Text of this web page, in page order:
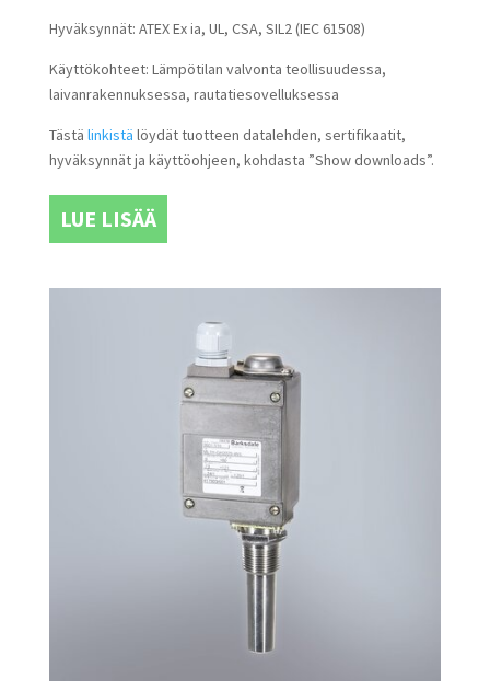
Hyväksynnät: ATEX Ex ia, UL, CSA, SIL2 (IEC 61508)
Käyttökohteet: Lämpötilan valvonta teollisuudessa,
laivanrakennuksessa, rautatiesovelluksessa
Tästä linkistä löydät tuotteen datalehden, sertifikaatit,
hyväksynnät ja käyttöohjeen, kohdasta ”Show downloads”.
LUE LISÄÄ